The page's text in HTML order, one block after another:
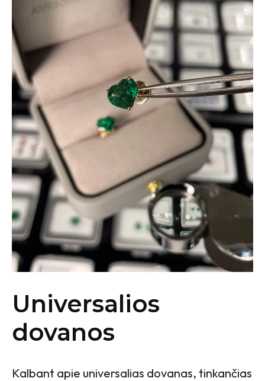
Universalios
dovanos
Kalbant apie universalias dovanas, tinkančias